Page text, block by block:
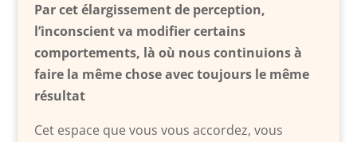
Par cet élargissement de perception,
l’inconscient va modifier certains
comportements, là où nous continuions à
faire la même chose avec toujours le même
résultat
Cet espace que vous vous accordez, vous